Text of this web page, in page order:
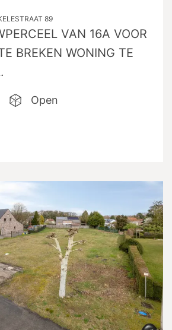
89
VAN 16A VOOR
BREKEN WONING TE
Open